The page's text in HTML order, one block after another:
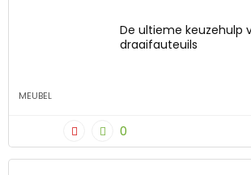
De ultieme keuzehulp
draaifauteuils
MEUBEL
0